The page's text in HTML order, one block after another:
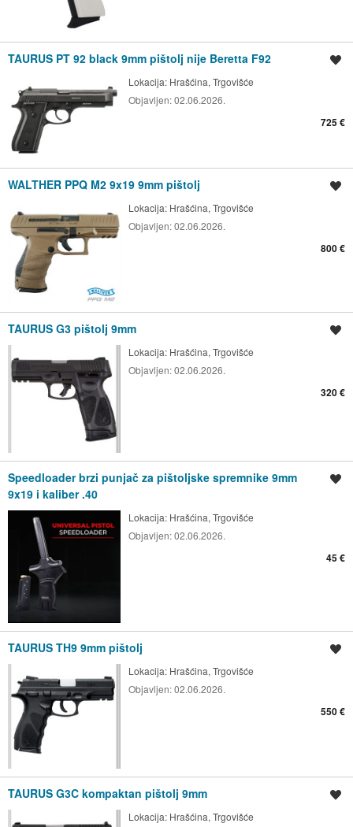
TAURUS PT 92 black 9mm pištolj nije Beretta F92
Lokacija: Hrašćina, Trgovišće
Objavljen:02.06.2026.
725 €
WALTHER PPQ M2 9x19 9mm pištolj
Lokacija: Hrašćina, Trgovišće
Objavljen:02.06.2026.
800 €
TAURUS G3 pištolj 9mm
Lokacija: Hrašćina, Trgovišće
Objavljen:02.06.2026.
320 €
Speedloader brzi punjač za pištoljske spremnike 9mm
9x19 i kaliber .40
Lokacija: Hrašćina, Trgovišće
Objavljen:02.06.2026.
45 €
TAURUS TH9 9mm pištolj
Lokacija: Hrašćina, Trgovišće
Objavljen:02.06.2026.
550 €
TAURUS G3C kompaktan pištolj 9mm
Lokacija: Hrašćina, Trgovišće